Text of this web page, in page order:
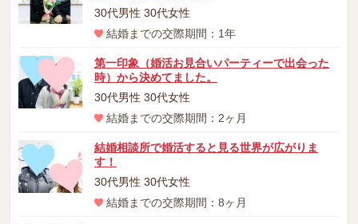
30代男性 30代女性
結婚までの交際期間：1年
第一印象（婚活お見合いパーティーで出会った
時）から決めてました。
30代男性 30代女性
結婚までの交際期間：2ヶ月
結婚相談所で婚活すると見る世界が広がりま
す！
30代男性 30代女性
結婚までの交際期間：8ヶ月